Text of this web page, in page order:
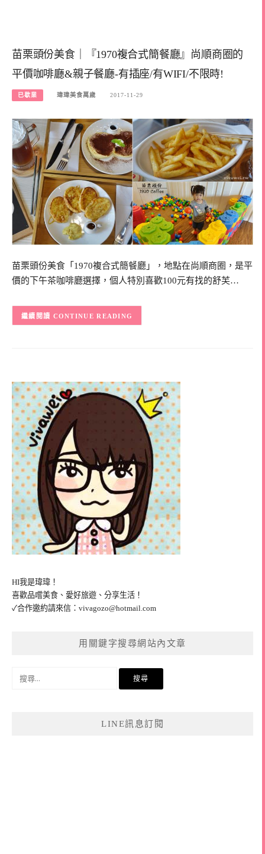
苗栗頭份美食｜『1970複合式簡餐廳』尚順商圈的
平價咖啡廳&親子餐廳-有插座/有WIFI/不限時!
已歇業 瑋瑋美食萬歲 2017-11-29
苗栗頭份美食「1970複合式簡餐廳」，地點在尚順商圈，是平
價的下午茶咖啡廳選擇，個人特別喜歡100元有找的舒芙…
CONTINUE READING
HI我是瑋瑋！
喜歡品嚐美食、愛好旅遊、分享生活！
✓合作邀約請來信： vivagozo@hotmail.com
用關鍵字搜尋網站內文章
LINE訊息訂閱